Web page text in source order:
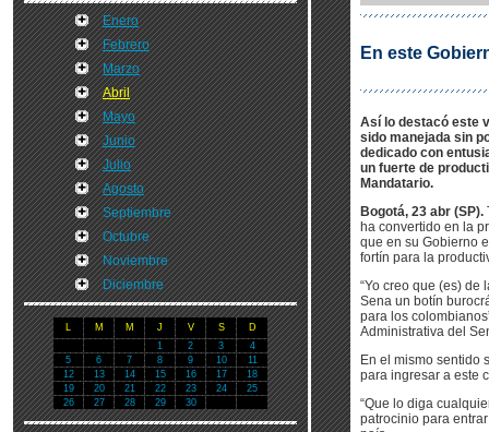
Enero
Febrero
Marzo
Abril
Mayo
Junio
Julio
Agosto
Septiembre
Octubre
Noviembre
Diciembre
L M M J V S
D
1
2 3
4
5
6 7 8 9 10
11
12
13 14 15 16 17
18
19
20 21 22 23 24
25
26
27 28 29 30
En este
Así lo destacó este
sido manejada sin
dedicado con
un fuerte de
Mandatario.
Bogotá, 23 abr (SP).
ha convertido en la
que en su Gobierno
fortín para la
“Yo creo que (es)
Sena un botín
para los
Administrativa del
En el mismo sentido
para ingresar a este
“Que lo diga
patrocinio para